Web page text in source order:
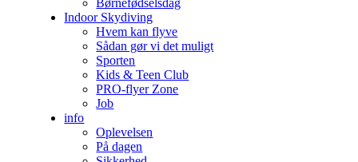
Børnefødselsdag
Indoor Skydiving
Hvem kan flyve
Sådan gør vi det muligt
Sporten
Kids & Teen Club
PRO-flyer Zone
Job
info
Oplevelsen
På dagen